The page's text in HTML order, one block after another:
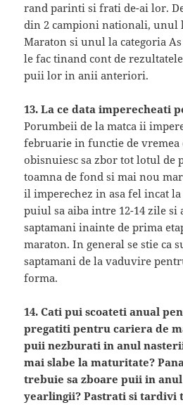
rand parinti si frati de-ai lor.
din 2 campioni nationali, unul
Maraton si unul la categoria
le fac tinand cont de
puii lor in anii anteriori.
13. La ce data imperecheati
Porumbeii de la matca ii
februarie in functie de vremea
obisnuiesc sa zbor tot lotul de
toamna de fond si mai nou
il imperechez in asa fel incat
puiul sa aiba intre 12-14 zile si
saptamani inainte de prima
maraton. In general se stie ca
saptamani de la vaduvire
forma.
14. Cati pui scoateti anual
pregatiti pentru cariera de
puii nezburati in anul
mai slabe la maturitate?
trebuie sa zboare puii in
yearlingii? Pastrati si tardivi